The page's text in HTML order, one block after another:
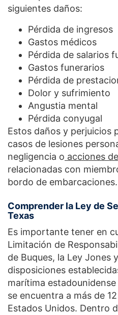
siguientes daños:
Pérdida de ingresos
Gastos médicos
Pérdida de salarios
Gastos funerarios
Pérdida de
Dolor y sufrimiento
Angustia mental
Pérdida conyugal
Estos daños y perjuicios
casos de lesiones
negligencia o acciones
relacionadas con
bordo de embarcaciones.
Comprender la Ley de
Texas
Es importante tener en
Limitación de
de Buques, la Ley Jones
disposiciones
marítima
se encuentra a más de
Estados Unidos. Dentro